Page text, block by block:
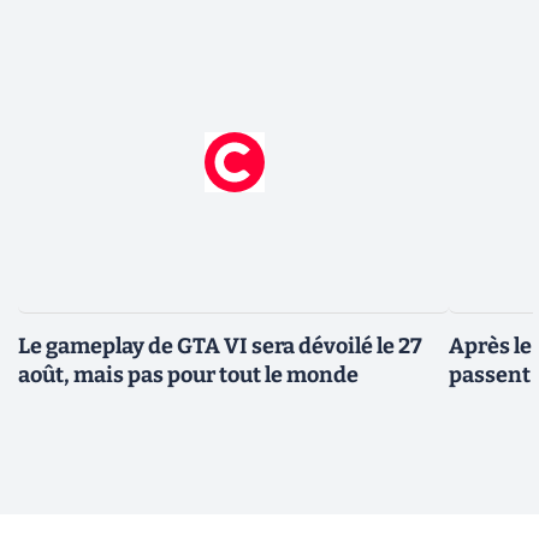
Le gameplay de GTA VI sera dévoilé le 27
août, mais pas pour tout le monde
Après le
passent